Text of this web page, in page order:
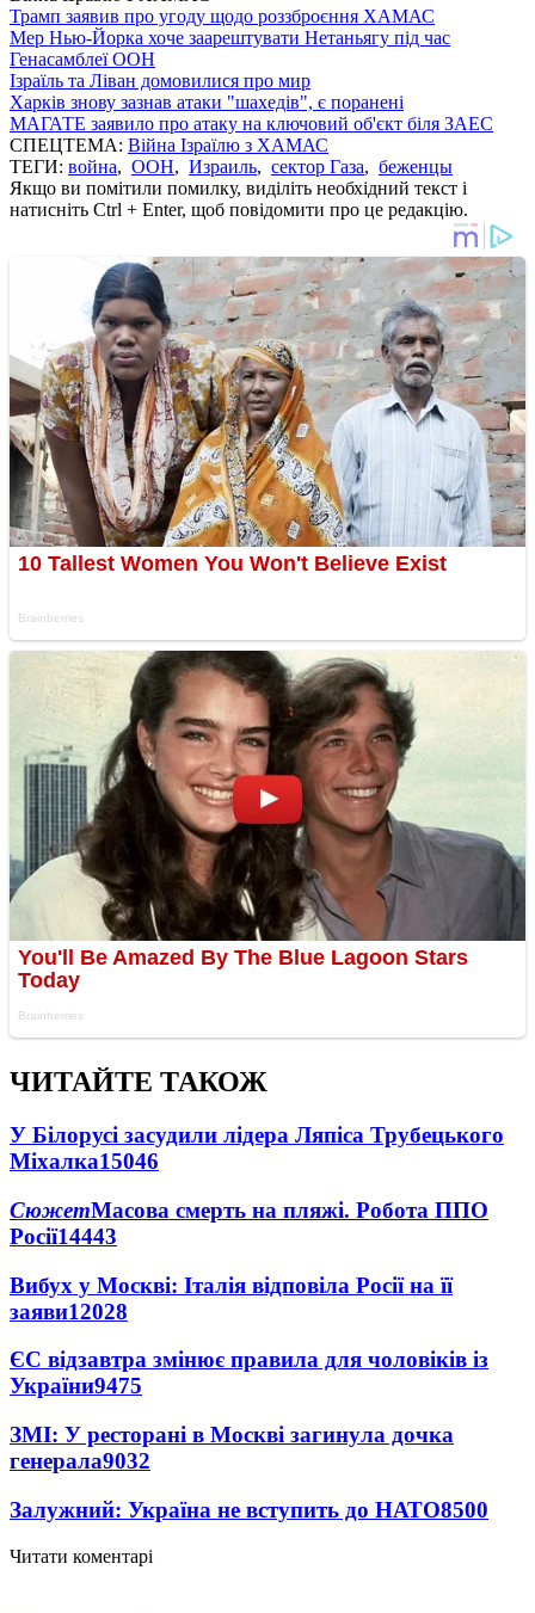
Трамп заявив про угоду щодо роззброєння ХАМАС
Мер Нью-Йорка хоче заарештувати Нетаньягу під час
Генасамблеї ООН
Ізраїль та Ліван домовилися про мир
Харків знову зазнав атаки "шахедів", є поранені
МАГАТЕ заявило про атаку на ключовий об'єкт біля ЗАЕС
СПЕЦТЕМА: Війна Ізраїлю з ХАМАС
ТЕГИ: война, ООН, Израиль, сектор Газа, беженцы
Якщо ви помітили помилку, виділіть необхідний текст і
натисніть Ctrl + Enter, щоб повідомити про це редакцію.
ЧИТАЙТЕ ТАКОЖ
У Білорусі засудили лідера Ляпіса Трубецького
Міхалка15046
СюжетМасова смерть на пляжі. Робота ППО
Росії14443
Вибух у Москві: Італія відповіла Росії на її
заяви12028
ЄС відзавтра змінює правила для чоловіків із
України9475
ЗМІ: У ресторані в Москві загинула дочка
генерала9032
Залужний: Україна не вступить до НАТО8500
Читати коментарі